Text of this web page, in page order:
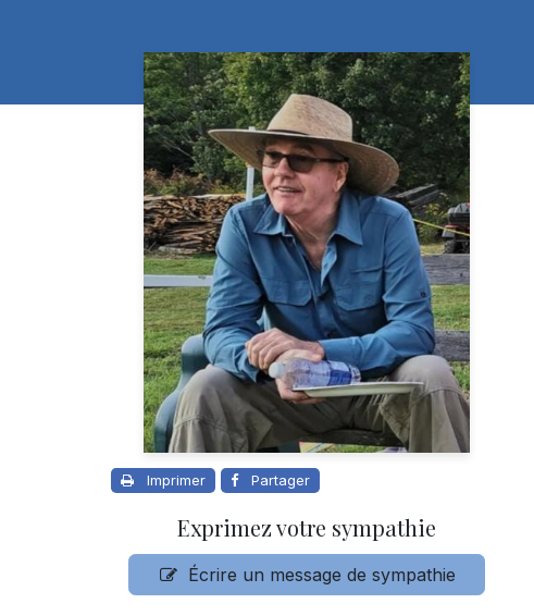
Imprimer Partager
Exprimez votre sympathie
Écrire un message de sympathie